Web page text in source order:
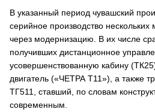
В указанный период чувашский
серийное производство
через модернизацию. В их числе
получивших дистанционное
усовершенствованную кабину
двигатель («ЧЕТРА Т11»), а также
ТГ511, ставший, по словам
современным.